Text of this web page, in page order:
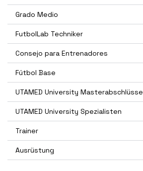
Grado Medio
FutbolLab Techniker
Consejo para Entrenadores
Fútbol Base
UTAMED University Masterabschlüsse
UTAMED University Spezialisten
Trainer
Ausrüstung